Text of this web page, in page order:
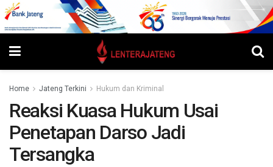
Home Jateng Terkini Hukum dan Kriminal
Reaksi Kuasa Hukum Usai
Penetapan Darso Jadi
Tersangka